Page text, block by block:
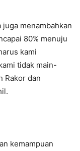
menambahkan
80% menuju
kami
tidak main-
Rakor dan
kemampuan